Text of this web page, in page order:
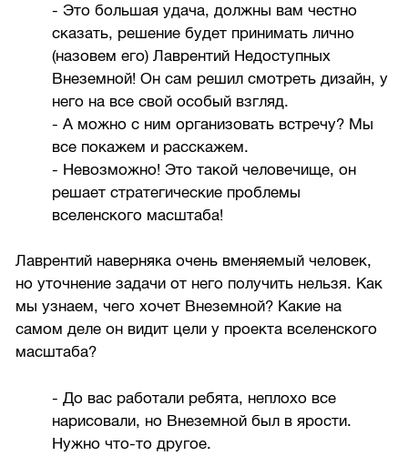
- Это большая удача, должны вам честно
сказать, решение будет принимать лично
(назовем его) Лаврентий Недоступных
Внеземной! Он сам решил смотреть дизайн, у
него на все свой особый взгляд.
- А можно с ним организовать встречу? Мы
все покажем и расскажем.
- Невозможно! Это такой человечище, он
решает стратегические проблемы
вселенского масштаба!
Лаврентий наверняка очень вменяемый человек,
но уточнение задачи от него получить нельзя. Как
мы узнаем, чего хочет Внеземной? Какие на
самом деле он видит цели у проекта вселенского
масштаба?
- До вас работали ребята, неплохо все
нарисовали, но Внеземной был в ярости.
Нужно что-то другое.